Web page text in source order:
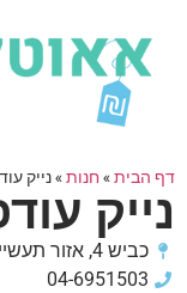
דף הבית» חנות»נייק
נייק
כביש 4, אזור תעשייה מערבי זכרון יעקוב
04-6951503